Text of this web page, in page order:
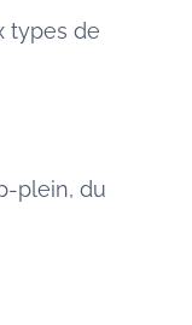
types de
plein, du